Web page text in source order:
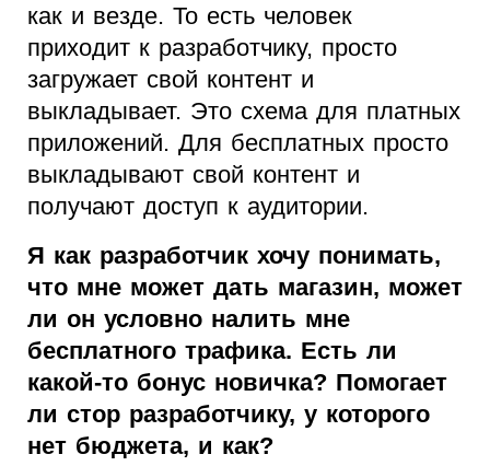
как и везде. То есть человек
приходит к разработчику, просто
загружает свой контент и
выкладывает. Это схема для платных
приложений. Для бесплатных просто
выкладывают свой контент и
получают доступ к аудитории.
Я как разработчик хочу понимать,
что мне может дать магазин, может
ли он условно налить мне
бесплатного трафика. Есть ли
какой-то бонус новичка? Помогает
ли стор разработчику, у которого
нет бюджета, и как?